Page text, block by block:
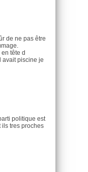
de ne pas être
tête d
avait piscine je
politique est
ils tres proches